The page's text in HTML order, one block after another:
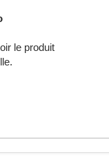
le produit